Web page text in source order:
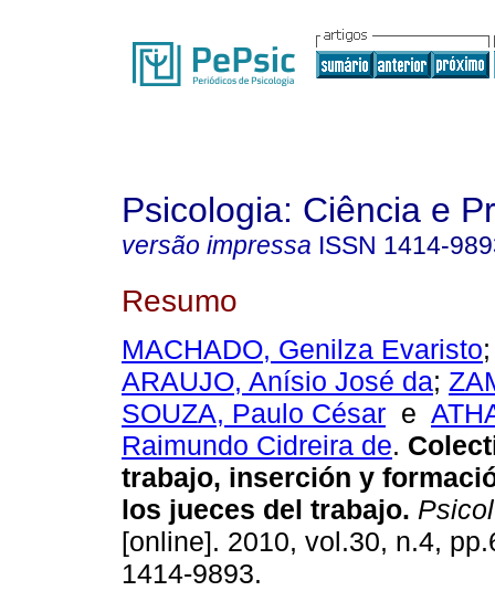
Psicologia: Ciência e
versão impressa ISSN 1414-
Resumo
MACHADO, Genilza Evaristo
ARAUJO, Anísio José da;
SOUZA, Paulo César e
Raimundo Cidreira de.
trabajo, inserción y
los jueces del trabajo.
[online]. 2010, vol.30, n.4,
1414-9893.